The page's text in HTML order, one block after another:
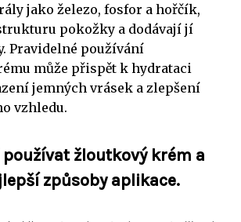
jako železo, fosfor a hořčík,
pokožky a dodávají jí
Pravidelné používání
může přispět k hydrataci
jemných vrásek a zlepšení
vzhledu.
žloutkový krém a
způsoby aplikace.